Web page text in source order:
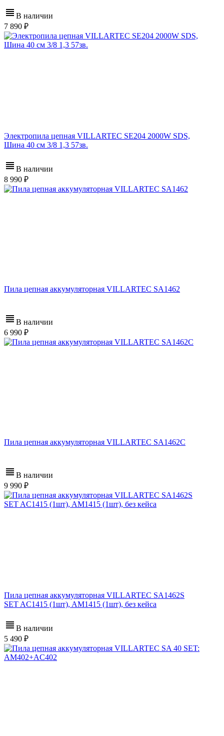
В наличии
7 890
Электропила цепная VILLARTEC SE204 2000W SDS,
Шина 40 см 3/8 1,3 57зв.
В наличии
8 990
Пила цепная аккумуляторная VILLARTEC SA1462
В наличии
6 990
Пила цепная аккумуляторная VILLARTEC SA1462C
В наличии
9 990
Пила цепная аккумуляторная VILLARTEC SA1462S
SET AC1415 (1шт), AM1415 (1шт), без кейса
В наличии
5 490